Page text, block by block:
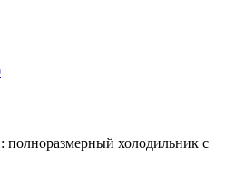
холодильник с